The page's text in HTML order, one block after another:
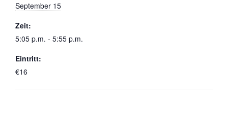
September 15
Zeit:
5:05 p.m. - 5:55 p.m.
Eintritt:
€16